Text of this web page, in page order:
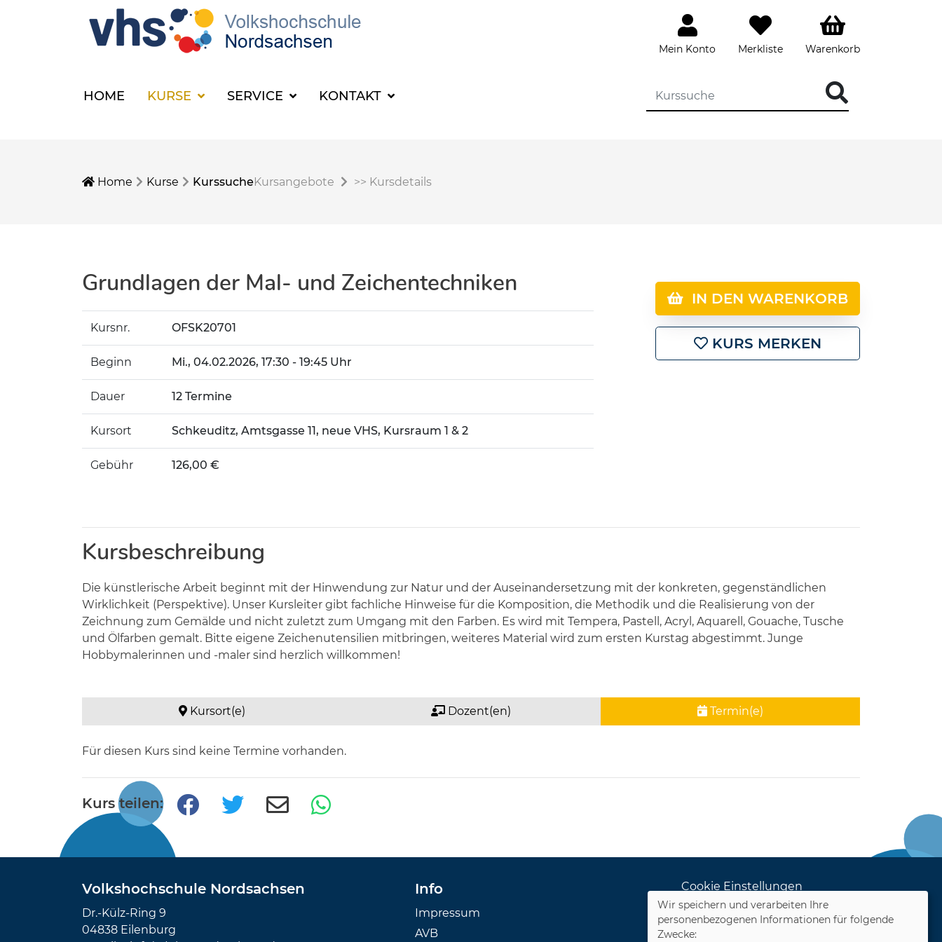
Mein Konto Merkliste Warenkorb
HOME KURSE SERVICE KONTAKT
Home Kurse KurssucheKursangebote >> Kursdetails
Grundlagen der Mal- und Zeichentechniken
Kursnr. OFSK20701
Beginn Mi., 04.02.2026, 17:30 - 19:45 Uhr
Dauer 12 Termine
Kursort Schkeuditz, Amtsgasse 11, neue VHS, Kursraum 1 & 2
Gebühr 126,00 €
IN DEN WARENKORB
KURS MERKEN
Kursbeschreibung
Die künstlerische Arbeit beginnt mit der Hinwendung zur Natur und der Auseinandersetzung mit der konkreten, gegenständlichen
Wirklichkeit (Perspektive). Unser Kursleiter gibt fachliche Hinweise für die Komposition, die Methodik und die Realisierung von der
Zeichnung zum Gemälde und nicht zuletzt zum Umgang mit den Farben. Es wird mit Tempera, Pastell, Acryl, Aquarell, Gouache, Tusche
und Ölfarben gemalt. Bitte eigene Zeichenutensilien mitbringen, weiteres Material wird zum ersten Kurstag abgestimmt. Junge
Hobbymalerinnen und -maler sind herzlich willkommen!
Kursort(e) Dozent(en) Termin(e)
Für diesen Kurs sind keine Termine vorhanden.
Kurs teilen:
Volkshochschule Nordsachsen
Dr.-Külz-Ring 9
04838 Eilenburg
Info
Impressum
AVB
Cookie Einstellungen
Dozenten-Login
Wir speichern und verarbeiten Ihre
personenbezogenen Informationen für folgende
Zwecke: